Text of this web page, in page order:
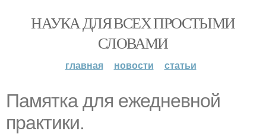
НАУКА ДЛЯ ВСЕХ ПРОСТЫМИ
СЛОВАМИ
главная новости статьи
Памятка для ежедневной
практики.